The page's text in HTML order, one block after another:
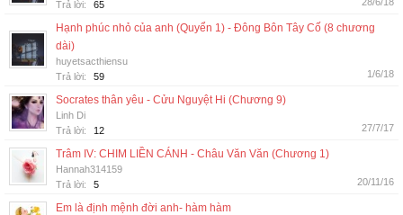
Trả lời:
65
Hạnh phúc nhỏ của anh (Quyển 1) - Đông Bôn Tây Cố (8 chương
dài)
huyetsacthiensu
Trả lời:
59 1/6/18
Socrates thân yêu - Cửu Nguyệt Hi (Chương 9)
Linh Di
Trả lời:
12 27/7/17
Trâm IV: CHIM LIỀN CÁNH - Châu Văn Văn (Chương 1)
Hannah314159
Trả lời:
5 20/11/16
Em là định mệnh đời anh- hàm hàm